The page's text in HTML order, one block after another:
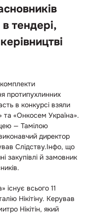
тендері,
протипухлинних
в конкурсі взяли
та «Онкосем Україна».
— Тамілою
директор
Слідству.Інфо, що
закупівлі й замовник
всього 11
Нікітіну. Керував
Нікітін, який